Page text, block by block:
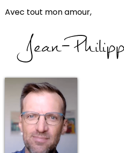
Avec tout mon amour,